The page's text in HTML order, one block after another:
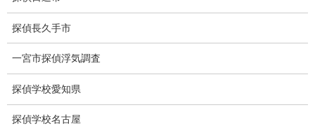
愛知県名古屋市中区栄3-7ｰ4
探偵長久手市
一宮市探偵浮気調査
探偵学校愛知県
探偵学校名古屋